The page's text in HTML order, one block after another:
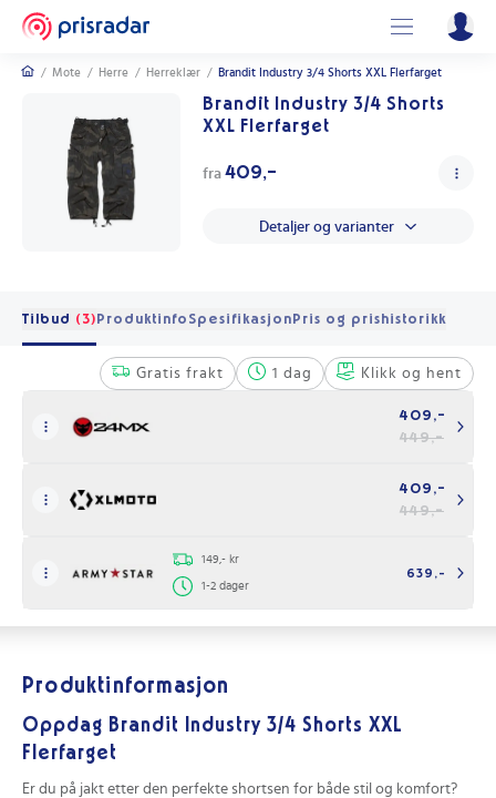
/ Mote / Herre / Herreklær / Brandit Industry 3/4 Shorts XXL Flerfarget
Brandit Industry 3/4 Shorts
XXL Flerfarget
fra 409,-
Detaljer og varianter
Tilbud (3)Produktinfo SpesifikasjonPris og prishistorikk
Gratis frakt 1 dag Klikk og hent
409,-
449,-
409,-
449,-
149,- kr
1-2 dager
639,-
Produktinformasjon
Oppdag Brandit Industry 3/4 Shorts XXL
Flerfarget
Er du på jakt etter den perfekte shortsen for både stil og komfort?